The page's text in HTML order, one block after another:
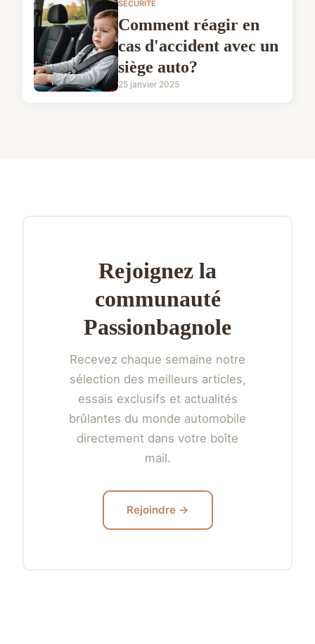
SECURITE
Comment réagir en
cas d'accident avec un
siège auto?
25 janvier 2025
Rejoignez la
communauté
Passionbagnole
Recevez chaque semaine notre
sélection des meilleurs articles,
essais exclusifs et actualités
brûlantes du monde automobile
directement dans votre boîte
mail.
Rejoindre →